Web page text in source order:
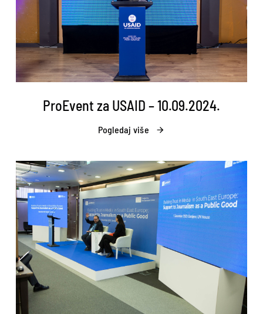
ProEvent za USAID – 10.09.2024.
Pogledaj više